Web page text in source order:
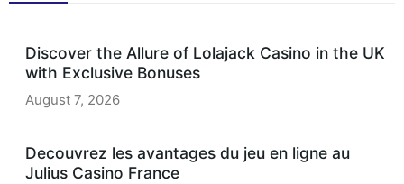
Discover the Allure of Lolajack Casino in the UK
with Exclusive Bonuses
August 7, 2026
Decouvrez les avantages du jeu en ligne au
Julius Casino France